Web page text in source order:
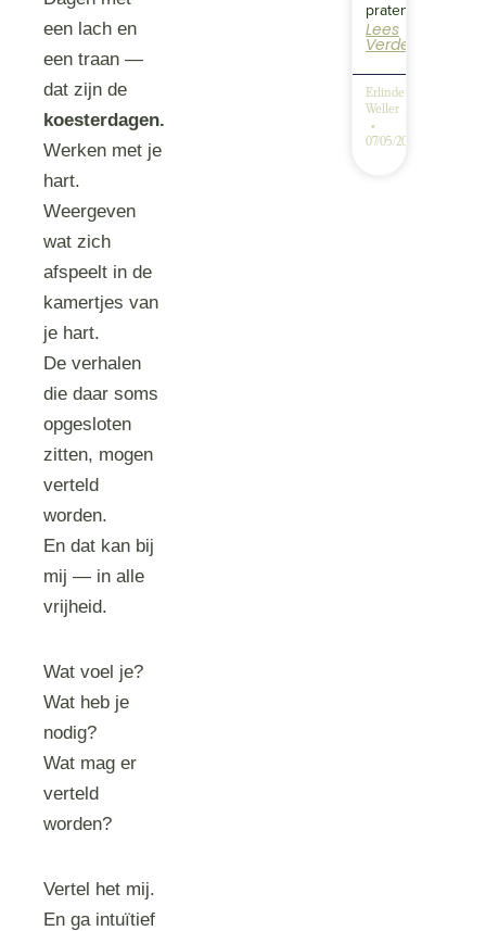
een lach en
een traan —
dat zijn de
koesterdagen.
Werken met je
hart.
Weergeven
wat zich
afspeelt in de
kamertjes van
je hart.
De verhalen
die daar soms
opgesloten
zitten, mogen
verteld
worden.
En dat kan bij
mij — in alle
vrijheid.
Wat voel je?
Wat heb je
nodig?
Wat mag er
verteld
worden?
Vertel het mij.
En ga intuïtief
praten….
Lees
Verder
Erlinde
Weller
07/05/2025